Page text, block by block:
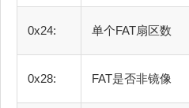
0x24: 单个FAT扇区数
0x28: FAT是否非镜像